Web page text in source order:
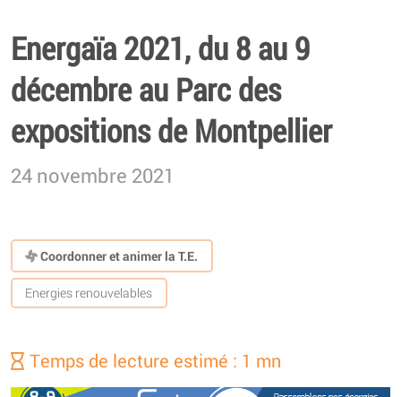
Energaïa 2021, du 8 au 9
décembre au Parc des
expositions de Montpellier
24 novembre 2021
Coordonner et animer la T.E.
Energies renouvelables
Temps de lecture estimé : 1 mn